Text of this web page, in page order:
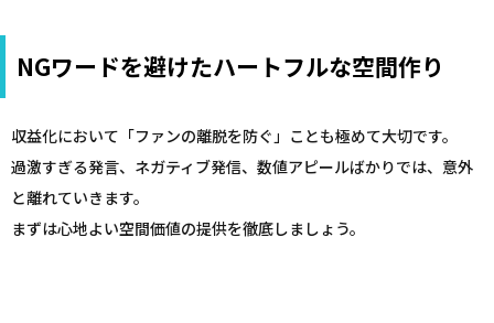
NGワードを避けたハートフルな空間作り
収益化において「ファンの離脱を防ぐ」ことも極めて大切です。
過激すぎる発言、ネガティブ発信、数値アピールばかりでは、意外
と離れていきます。
まずは心地よい空間価値の提供を徹底しましょう。